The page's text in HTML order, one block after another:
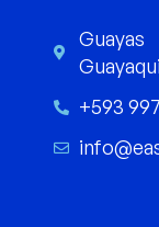
Guayas
+593